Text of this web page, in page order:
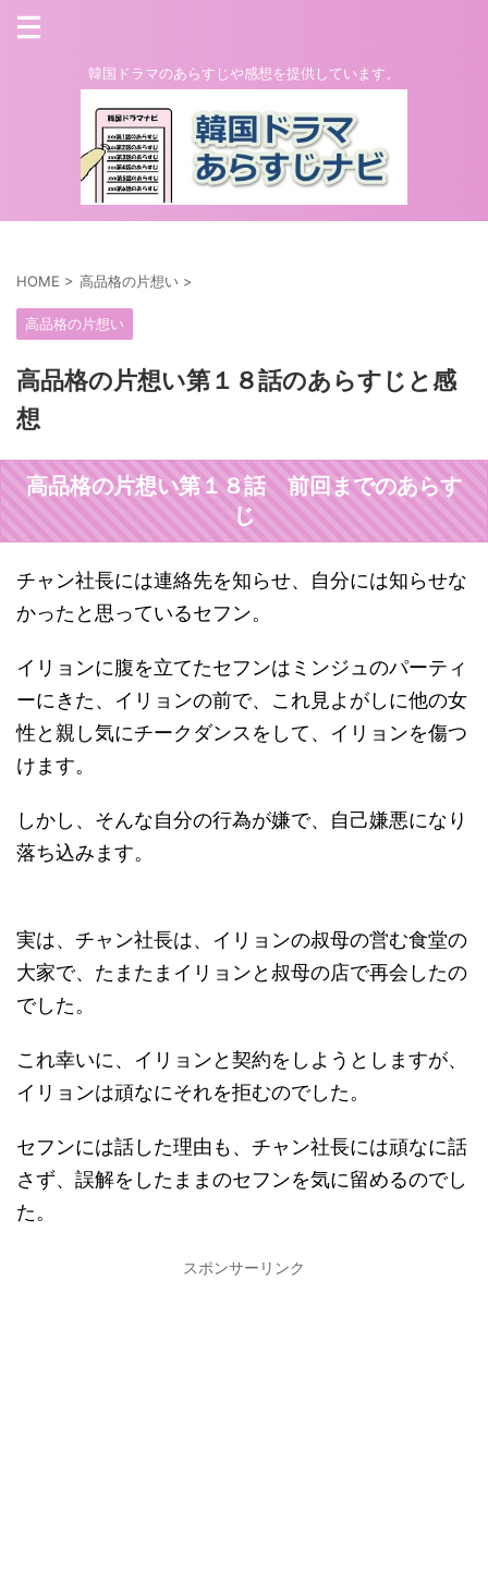
韓国ドラマのあらすじや感想を提供しています。
HOME > 高品格の片想い >
高品格の片想い
高品格の片想い第１８話のあらすじと感
想
高品格の片想い第１８話 前回までのあらす
じ
チャン社長には連絡先を知らせ、自分には知らせな
かったと思っているセフン。
イリョンに腹を立てたセフンはミンジュのパーティ
ーにきた、イリョンの前で、これ見よがしに他の女
性と親し気にチークダンスをして、イリョンを傷つ
けます。
しかし、そんな自分の行為が嫌で、自己嫌悪になり
落ち込みます。
実は、チャン社長は、イリョンの叔母の営む食堂の
大家で、たまたまイリョンと叔母の店で再会したの
でした。
これ幸いに、イリョンと契約をしようとしますが、
イリョンは頑なにそれを拒むのでした。
セフンには話した理由も、チャン社長には頑なに話
さず、誤解をしたままのセフンを気に留めるのでし
た。
スポンサーリンク